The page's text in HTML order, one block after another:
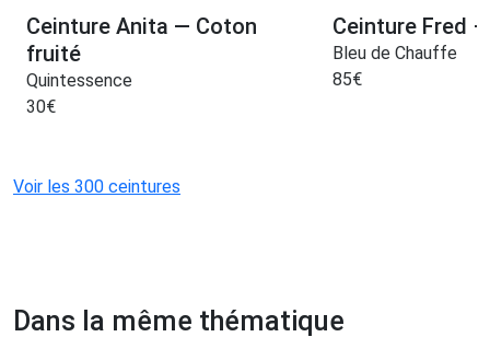
Ceinture Anita — Coton
fruité
Quintessence
30€
Ceinture Fred
Bleu de Chauffe
85€
Voir les 300 ceintures
Dans la même thématique